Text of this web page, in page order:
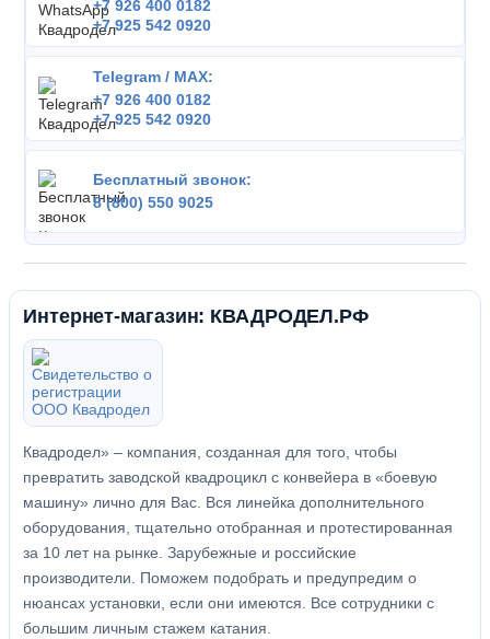
+7 926 400 0182
+7 925 542 0920
Telegram / MAX:
+7 926 400 0182
+7 925 542 0920
Бесплатный звонок:
8 (800) 550 9025
Интернет-магазин: КВАДРОДЕЛ.РФ
Квадродел» – компания, созданная для того, чтобы
превратить заводской квадроцикл с конвейера в «боевую
машину» лично для Вас. Вся линейка дополнительного
оборудования, тщательно отобранная и протестированная
за 10 лет на рынке. Зарубежные и российские
производители. Поможем подобрать и предупредим о
нюансах установки, если они имеются. Все сотрудники с
большим личным стажем катания.